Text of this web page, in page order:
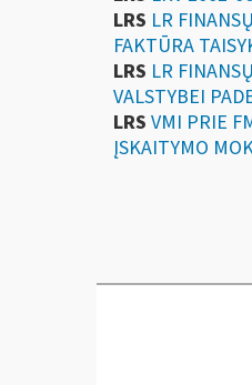
LRS LR
FAKTŪRA
LRS LR
VALSTYBEI
LRS VMI PRIE
ĮSKAITYMO